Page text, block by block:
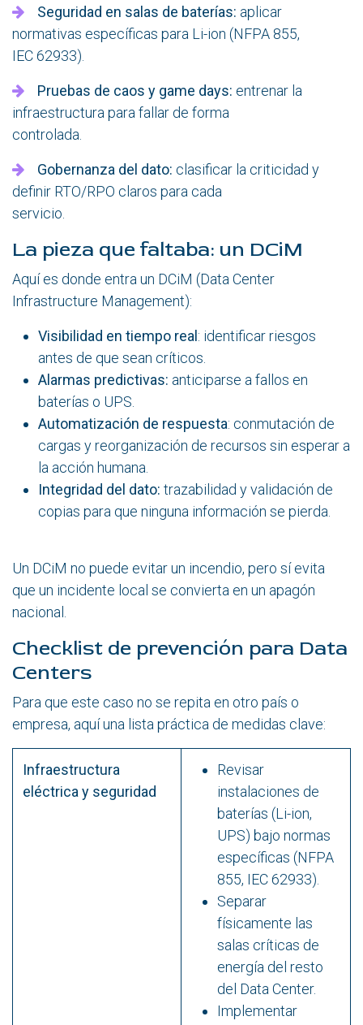
Seguridad en salas de baterías: aplicar
normativas específicas para Li-ion (NFPA 855,
IEC 62933).
Pruebas de caos y game days: entrenar la
infraestructura para fallar de forma
controlada.
Gobernanza del dato: clasificar la criticidad y
definir RTO/RPO claros para cada
servicio.
La pieza que faltaba: un DCiM
Aquí es donde entra un DCiM (Data Center
Infrastructure Management):
Visibilidad en tiempo real: identificar riesgos
antes de que sean críticos.
Alarmas predictivas: anticiparse a fallos en
baterías o UPS.
Automatización de respuesta: conmutación de
cargas y reorganización de recursos sin esperar a
la acción humana.
Integridad del dato: trazabilidad y validación de
copias para que ninguna información se pierda.
Un DCiM no puede evitar un incendio, pero sí evita
que un incidente local se convierta en un apagón
nacional.
Checklist de prevención para Data
Centers
Para que este caso no se repita en otro país o
empresa, aquí una lista práctica de medidas clave:
Infraestructura
eléctrica y seguridad
Revisar
instalaciones de
baterías (Li-ion,
UPS) bajo normas
específicas (NFPA
855, IEC 62933).
Separar
físicamente las
salas críticas de
energía del resto
del Data Center.
Implementar